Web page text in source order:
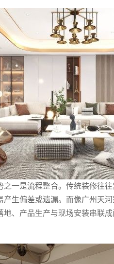
之一是流程整合。传统装修往
生偏差或遗漏。而像广州天
、产品生产与现场安装串联